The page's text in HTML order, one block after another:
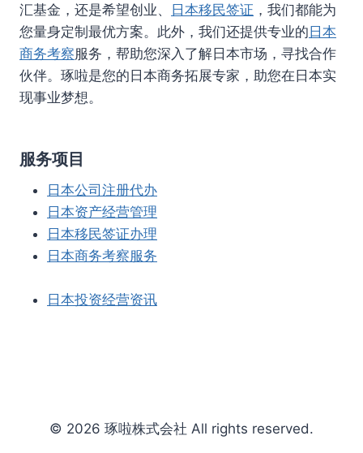
汇基金，还是希望创业、 日本移民签证 ，我们都能为
您量身定制最优方案。此外，我们还提供专业的日本
商务考察服务，帮助您深入了解日本市场，寻找合作
伙伴。琢啦是您的日本商务拓展专家，助您在日本实
现事业梦想。
服务项目
日本公司注册代办
日本资产经营管理
日本移民签证办理
日本商务考察服务
日本投资经营资讯
© 2026 琢啦株式会社 All rights reserved.